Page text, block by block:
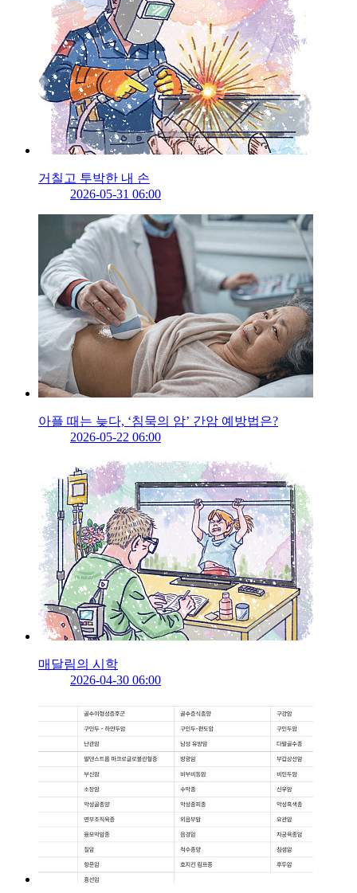
거칠고 투박한 내 손
2026-05-31 06:00
아플 때는 늦다, ‘침묵의 암’ 간암 예방법은?
2026-05-22 06:00
매달림의 시학
2026-04-30 06:00